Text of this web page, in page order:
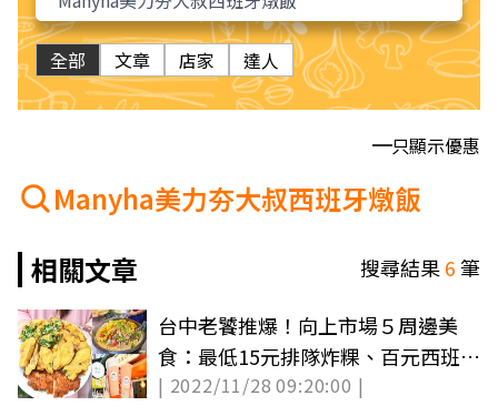
全部 文章 店家 達人
只顯示優惠
Manyha美力夯大叔西班牙燉飯
相關文章
搜尋結果6筆
台中老饕推爆！向上市場５周邊美
食：最低15元排隊炸粿、百元西班牙
海鮮燉飯
| 2022/11/28 09:20:00 |